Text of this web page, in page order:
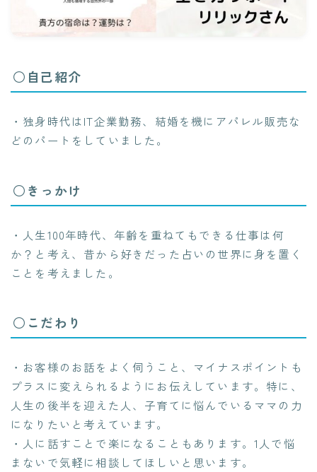
○自己紹介
・独身時代はIT企業勤務、結婚を機にアパレル販売な
どのパートをしていました。
○きっかけ
・人生100年時代、年齢を重ねてもできる仕事は何
か？と考え、昔から好きだった占いの世界に身を置く
ことを考えました。
○こだわり
・お客様のお話をよく伺うこと、マイナスポイントも
プラスに変えられるようにお伝えしています。特に、
人生の後半を迎えた人、子育てに悩んでいるママの力
になりたいと考えています。
・人に話すことで楽になることもあります。1人で悩
まないで気軽に相談してほしいと思います。